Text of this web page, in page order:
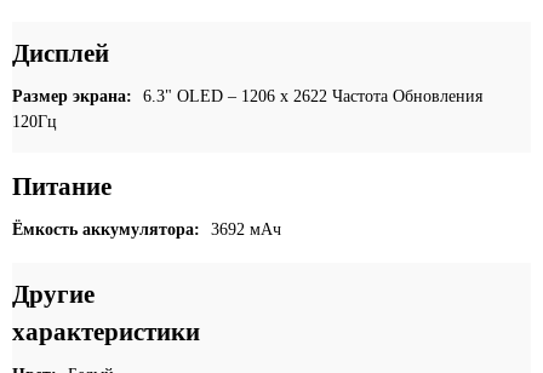
Дисплей
Размер экрана:
6.3" OLED – 1206 x 2622 Частота Обновления
120Гц
Питание
Ёмкость аккумулятора: 3692 мАч
Другие
характеристики